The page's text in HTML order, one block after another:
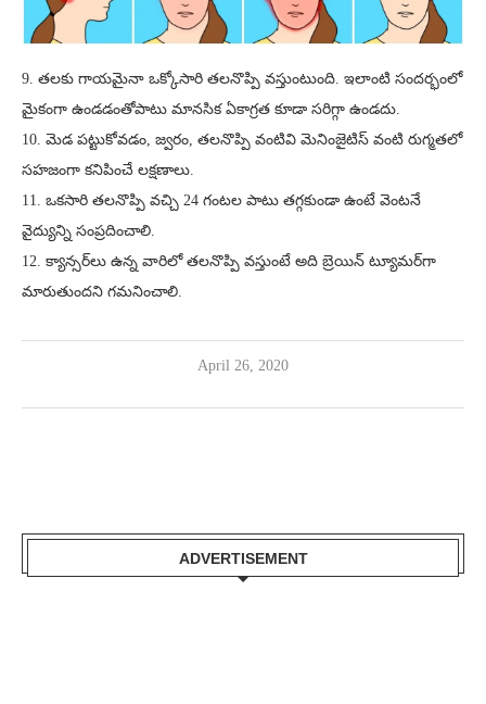
9. తలకు గాయమైనా ఒక్కోసారి తలనొప్పి వస్తుంటుంది. ఇలాంటి సందర్భంలో
మైకంగా ఉండడంతోపాటు మానసిక ఏకాగ్రత కూడా సరిగ్గా ఉండదు.
10. మెడ పట్టుకోవడం, జ్వరం, తలనొప్పి వంటివి మెనింజైటిస్ వంటి రుగ్మతలో
సహజంగా కనిపించే లక్షణాలు.
11. ఒకసారి తలనొప్పి వచ్చి 24 గంటల పాటు తగ్గకుండా ఉంటే వెంటనే
వైద్యున్ని సంప్రదించాలి.
12. క్యాన్సర్‌లు ఉన్న వారిలో తలనొప్పి వస్తుంటే అది బ్రెయిన్ ట్యూమర్‌గా
మారుతుందని గమనించాలి.
April 26, 2020
ADVERTISEMENT